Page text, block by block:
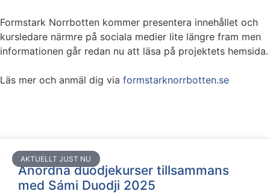
Formstark Norrbotten kommer presentera innehållet och
kursledare närmre på sociala medier lite längre fram men
informationen går redan nu att läsa på projektets hemsida.
Läs mer och anmäl dig via formstarknorrbotten.se
AKTUELLT JUST NU
Anordna duodjekurser tillsammans
med Sámi Duodji 2025